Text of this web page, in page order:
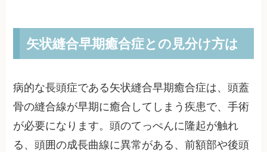
矢状縫合早期癒合症との見分け方は
病的な長頭症である矢状縫合早期癒合症は、頭蓋
骨の縫合線が早期に癒合してしまう疾患で、手術
が必要になります。頭のてっぺんに隆起が触れ
る、頭囲の成長曲線に異常がある、前額部や後頭